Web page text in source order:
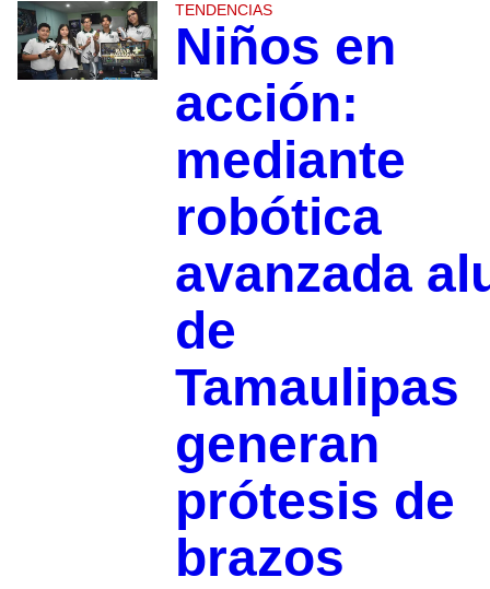
TENDENCIAS
Niños en
acción:
mediante
robótica
avanzada
de
Tamaulipas
generan
prótesis de
brazos